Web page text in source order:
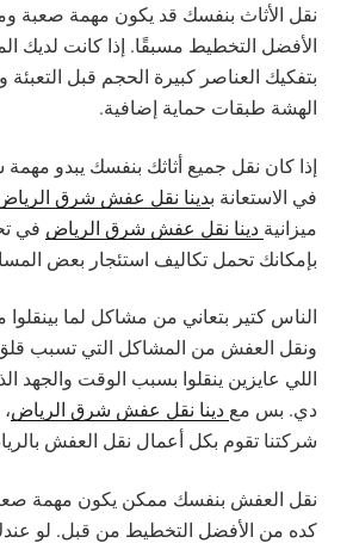
نقل الأثاث بنفسك قد يكون مهمة صعبة
الأفضل التخطيط مسبقًا. إذا كانت لديك
بتفكيك العناصر كبيرة الحجم قبل التعبئة
الهشة طبقات حماية إضافية.
إذا كان نقل جميع أثاثك بنفسك يبدو مهمة
في الاستعانة بدينا نقل عفش شرق
ميزانية دينا نقل عفش شرق الرياض في
بإمكانك تحمل تكاليف استئجار بعض
الناس كتير بتعاني من مشاكل لما
ونقل العفش من المشاكل التي تسبب
اللي عايزين ينقلوا بسبب الوقت والجهد
دي. بس مع دينا نقل عفش شرق الرياض
شركتنا تقوم بكل أعمال نقل العفش
نقل العفش بنفسك ممكن يكون مهمة
كده من الأفضل التخطيط من قبل. لو عندك